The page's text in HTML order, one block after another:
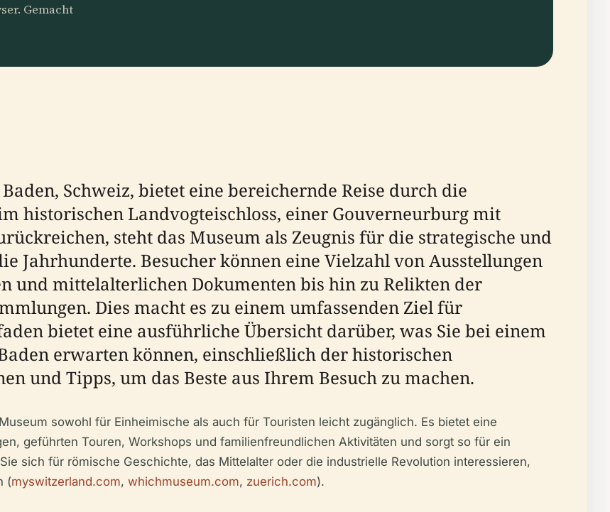
Gemacht
Schweiz, bietet eine bereichernde Reise durch die
historischen Landvogteischloss, einer Gouverneurburg mit
steht das Museum als Zeugnis für die strategische und
Jahrhunderte. Besucher können eine Vielzahl von Ausstellungen
und mittelalterlichen Dokumenten bis hin zu Relikten der
Dies macht es zu einem umfassenden Ziel für
bietet eine ausführliche Übersicht darüber, was Sie bei einem
erwarten können, einschließlich der historischen
und Tipps, um das Beste aus Ihrem Besuch zu machen.
sowohl für Einheimische als auch für Touristen leicht zugänglich. Es bietet eine
geführten Touren, Workshops und familienfreundlichen Aktivitäten und sorgt so für ein
sich für römische Geschichte, das Mittelalter oder die industrielle Revolution interessieren,
(myswitzerland.com, whichmuseum.com, zuerich.com).